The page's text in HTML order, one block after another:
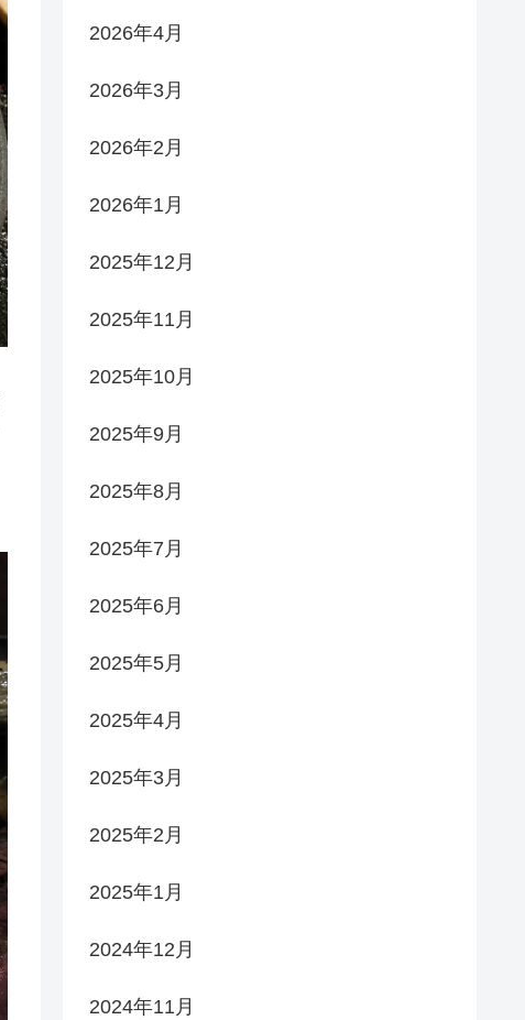
2026年4月
2026年3月
2026年2月
2026年1月
2025年12月
2025年11月
2025年10月
2025年9月
2025年8月
2025年7月
2025年6月
2025年5月
2025年4月
2025年3月
2025年2月
2025年1月
2024年12月
2024年11月